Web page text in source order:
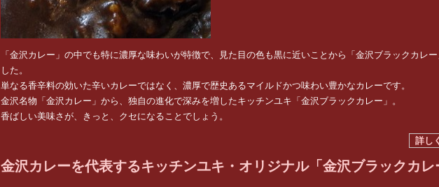
「金沢カレー」の中でも特に濃厚な味わいが特徴で、見た目の色も黒に近いことから「金沢ブラックカレ
した。
単なる香辛料の効いた辛いカレーではなく、濃厚で歴史あるマイルドかつ味わい豊かなカレーです。
金沢名物「金沢カレー」から、独自の進化で深みを増したキッチンユキ「金沢ブラックカレー」。
香ばしい美味さが、きっと、クセになることでしょう。
詳し
金沢カレーを代表するキッチンユキ・オリジナル「金沢ブラックカレ